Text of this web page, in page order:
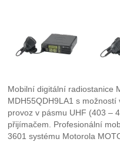
Mobilní digitální radiostanice
MDH55QDH9LA1 s
provoz v pásmu UHF (403 –
přijímačem. Profesionální
3601 systému Motorola